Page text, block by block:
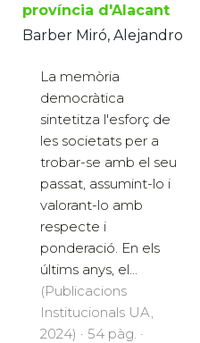
província d'Alacant
Barber Miró, Alejandro
La memòria
democràtica
sintetitza l'esforç de
les societats per a
trobar-se amb el seu
passat, assumint-lo i
valorant-lo amb
respecte i
ponderació. En els
últims anys, el...
(Publicacions
Institucionals UA,
2024) · 54 pàg. ·